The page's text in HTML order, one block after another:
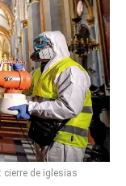
cierre de iglesias